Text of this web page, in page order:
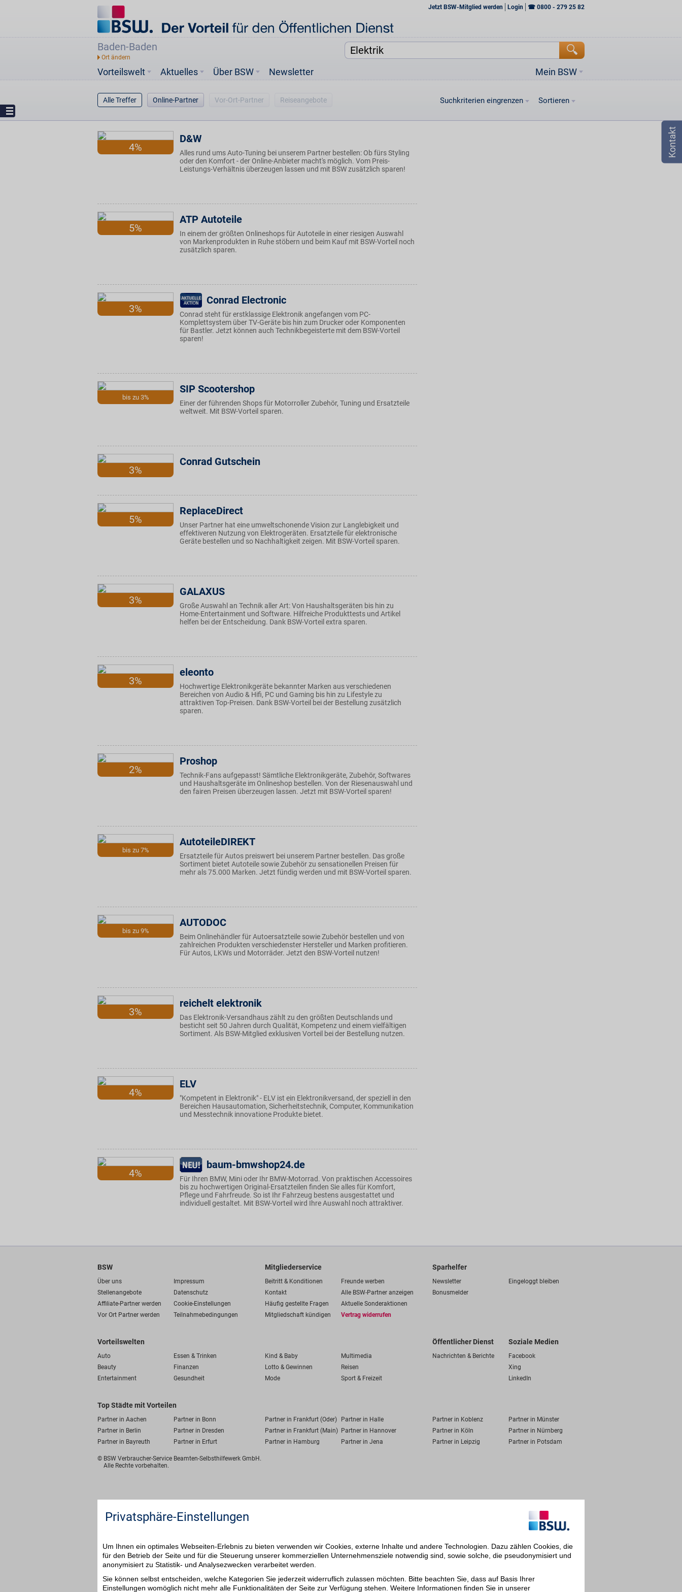
Jetzt BSW-Mitglied werden Login ☎ 0800 - 279 25 82
Baden-Baden
Vorteilswelt Mein BSW
Aktuelles Über BSW Newsletter
Alle Treffer Online-Partner Vor-Ort-Partner Reiseangebote Suchkriterien eingrenzen Sortieren
4%
D&W
Alles rund ums Auto-Tuning bei unserem Partner bestellen: Ob fürs Styling
oder den Komfort - der Online-Anbieter macht's möglich. Vom Preis-
Leistungs-Verhältnis überzeugen lassen und mit BSW zusätzlich sparen!
5%
ATP Autoteile
In einem der größten Onlineshops für Autoteile in einer riesigen Auswahl
von Markenprodukten in Ruhe stöbern und beim Kauf mit BSW-Vorteil noch
zusätzlich sparen.
3%
Conrad Electronic
Conrad steht für erstklassige Elektronik angefangen vom PC-
Komplettsystem über TV-Geräte bis hin zum Drucker oder Komponenten
für Bastler. Jetzt können auch Technikbegeisterte mit dem BSW-Vorteil
sparen!
bis zu 3%
SIP Scootershop
Einer der führenden Shops für Motorroller Zubehör, Tuning und Ersatzteile
weltweit. Mit BSW-Vorteil sparen.
3%
Conrad Gutschein
5%
ReplaceDirect
Unser Partner hat eine umweltschonende Vision zur Langlebigkeit und
effektiveren Nutzung von Elektrogeräten. Ersatzteile für elektronische
Geräte bestellen und so Nachhaltigkeit zeigen. Mit BSW-Vorteil sparen.
3%
GALAXUS
Große Auswahl an Technik aller Art: Von Haushaltsgeräten bis hin zu
Home-Entertainment und Software. Hilfreiche Produkttests und Artikel
helfen bei der Entscheidung. Dank BSW-Vorteil extra sparen.
3%
eleonto
Hochwertige Elektronikgeräte bekannter Marken aus verschiedenen
Bereichen von Audio & Hifi, PC und Gaming bis hin zu Lifestyle zu
attraktiven Top-Preisen. Dank BSW-Vorteil bei der Bestellung zusätzlich
sparen.
2%
Proshop
Technik-Fans aufgepasst! Sämtliche Elektronikgeräte, Zubehör, Softwares
und Haushaltsgeräte im Onlineshop bestellen. Von der Riesenauswahl und
den fairen Preisen überzeugen lassen. Jetzt mit BSW-Vorteil sparen!
bis zu 7%
AutoteileDIREKT
Ersatzteile für Autos preiswert bei unserem Partner bestellen. Das große
Sortiment bietet Autoteile sowie Zubehör zu sensationellen Preisen für
mehr als 75.000 Marken. Jetzt fündig werden und mit BSW-Vorteil sparen.
bis zu 9%
AUTODOC
Beim Onlinehändler für Autoersatzteile sowie Zubehör bestellen und von
zahlreichen Produkten verschiedenster Hersteller und Marken profitieren.
Für Autos, LKWs und Motorräder. Jetzt den BSW-Vorteil nutzen!
3%
reichelt elektronik
Das Elektronik-Versandhaus zählt zu den größten Deutschlands und
besticht seit 50 Jahren durch Qualität, Kompetenz und einem vielfältigen
Sortiment. Als BSW-Mitglied exklusiven Vorteil bei der Bestellung nutzen.
4%
ELV
"Kompetent in Elektronik" - ELV ist ein Elektronikversand, der speziell in den
Bereichen Hausautomation, Sicherheitstechnik, Computer, Kommunikation
und Messtechnik innovatione Produkte bietet.
4%
baum-bmwshop24.de
Für Ihren BMW, Mini oder Ihr BMW-Motorrad. Von praktischen Accessoires
bis zu hochwertigen Original-Ersatzteilen finden Sie alles für Komfort,
Pflege und Fahrfreude. So ist Ihr Fahrzeug bestens ausgestattet und
individuell gestaltet. Mit BSW-Vorteil wird Ihre Auswahl noch attraktiver.
BSW
Über uns
Impressum
Stellenangebote
Datenschutz
Affiliate-Partner werden
Cookie-Einstellungen
Vor Ort Partner werden
Teilnahmebedingungen
Mitgliederservice
Beitritt & Konditionen
Freunde werben
Kontakt
Alle BSW-Partner anzeigen
Häufig gestellte Fragen
Aktuelle Sonderaktionen
Mitgliedschaft kündigen
Vertrag widerrufen
Sparhelfer
Newsletter
Eingeloggt bleiben
Bonusmelder
Vorteilswelten
Auto Essen & Trinken Kind & Baby
Multimedia
Beauty
Finanzen Lotto & Gewinnen
Reisen
Entertainment
Gesundheit Mode Sport & Freizeit
Öffentlicher Dienst
Nachrichten & Berichte
Soziale Medien
Facebook
Xing
LinkedIn
Top Städte mit Vorteilen
Partner in Aachen Partner in Bonn Partner in Frankfurt (Oder) Partner in Halle Partner in Koblenz
Partner in Münster
Partner in Berlin
Partner in Dresden Partner in Frankfurt (Main) Partner in Hannover Partner in Köln
Partner in Nürnberg
Partner in Bayreuth
Partner in Erfurt Partner in Hamburg Partner in Jena Partner in Leipzig Partner in Potsdam
© BSW Verbraucher-Service Beamten-Selbsthilfewerk GmbH.
Alle Rechte vorbehalten.
Privatsphäre-Einstellungen
Um Ihnen ein optimales Webseiten-Erlebnis zu bieten verwenden wir Cookies, externe Inhalte und andere Technologien. Dazu zählen Cookies, die
für den Betrieb der Seite und für die Steuerung unserer kommerziellen Unternehmensziele notwendig sind, sowie solche, die pseudonymisiert und
anonymisiert zu Statistik- und Analysezwecken verarbeitet werden.
Sie können selbst entscheiden, welche Kategorien Sie jederzeit widerruflich zulassen möchten. Bitte beachten Sie, dass auf Basis Ihrer
Einstellungen womöglich nicht mehr alle Funktionalitäten der Seite zur Verfügung stehen. Weitere Informationen finden Sie in unserer